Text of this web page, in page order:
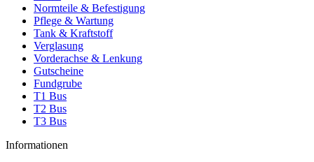
Normteile & Befestigung
Pflege & Wartung
Tank & Kraftstoff
Verglasung
Vorderachse & Lenkung
Gutscheine
Fundgrube
T1 Bus
T2 Bus
T3 Bus
Informationen